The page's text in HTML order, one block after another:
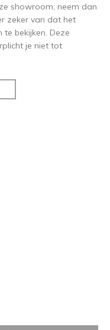
showroom, neem dan
zeker van dat het
bekijken. Deze
je niet tot